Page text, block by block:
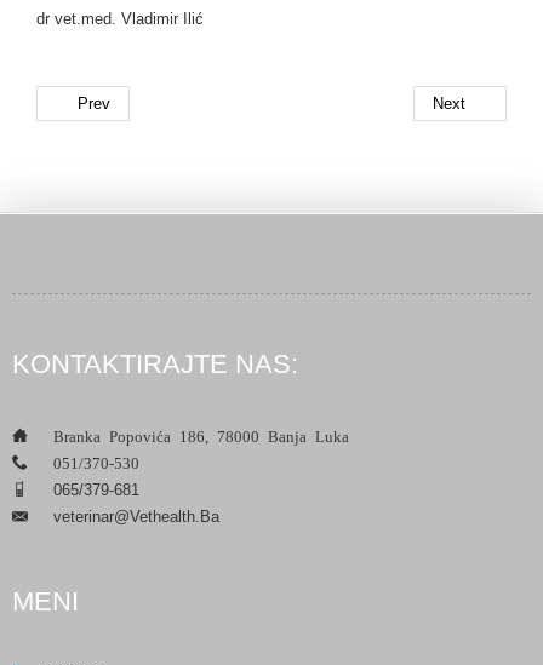
dr vet.med. Vladimir Ilić
Prev Next
KONTAKTIRAJTE NAS:
Branka Popovića 186, 78000 Banja Luka
051/370-530
065/379-681
Veterinar@vethealth.ba
MENI